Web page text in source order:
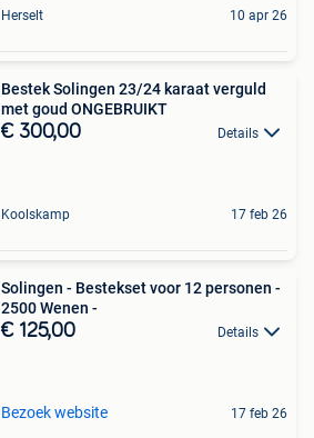
Herselt 10 apr 26
Bestek Solingen 23/24 karaat verguld
met goud ONGEBRUIKT
€ 300,00 Details
Koolskamp 17 feb 26
Solingen - Bestekset voor 12 personen -
2500 Wenen -
€ 125,00 Details
Bezoek website 17 feb 26